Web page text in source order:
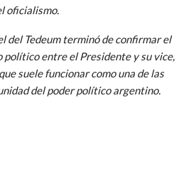
oficialismo.
del Tedeum terminó de confirmar el
entre el Presidente y su vice,
suele funcionar como una de las
del poder político argentino.